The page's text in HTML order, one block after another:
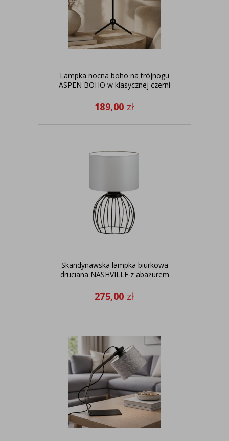
Lampka nocna boho na trójnogu
ASPEN BOHO w klasycznej czerni
189,00 zł
Skandynawska lampka biurkowa
druciana NASHVILLE z abażurem
275,00 zł